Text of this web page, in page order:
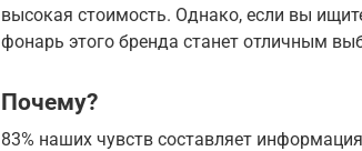
высокая стоимость. Однако, если вы
фонарь этого бренда станет отличным
Почему?
83% наших чувств составляет